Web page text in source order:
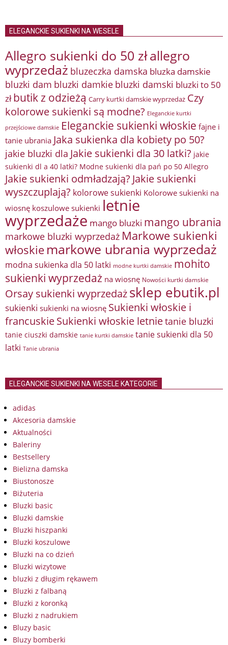
ELEGANCKIE SUKIENKI NA WESELE
Allegro sukienki do 50 złallegro
wyprzedaż bluzeczka damska bluzka damskie
bluzki dam bluzki damkie bluzki damski bluzki to 50
zł butik z odzieżą Carry kurtki damskie wyprzedaż Czy
kolorowe sukienki są modne? Eleganckie kurtki
przejściowe damskie Eleganckie sukienki włoskie fajne i
tanie ubrania Jaka sukienka dla kobiety po 50?
jakie bluzki dla Jakie sukienki dla 30 latki? jakie
sukienki dl a 40 latki? Modne sukienki dla pań po 50 Allegro
Jakie sukienki odmładzają? Jakie sukienki
wyszczuplają? kolorowe sukienki Kolorowe sukienki na
wiosnę koszulowe sukienki letnie
wyprzedaże mango bluzki mango ubrania
markowe bluzki wyprzedaż Markowe sukienki
włoskie markowe ubrania wyprzedaż
modna sukienka dla 50 latki modne kurtki damskie mohito
sukienki wyprzedaż na wiosnę Nowości kurtki damskie
Orsay sukienki wyprzedażsklep ebutik.pl
sukienki sukienki na wiosnę Sukienki włoskie i
francuskieSukienki włoskie letnietanie bluzki
tanie ciuszki damskie tanie kurtki damskie tanie sukienki dla 50
latki Tanie ubrania
ELEGANCKIE SUKIENKI NA WESELE KATEGORIE
adidas
Akcesoria damskie
Aktualności
Baleriny
Bestsellery
Bielizna damska
Biustonosze
Biżuteria
Bluzki basic
Bluzki damskie
Bluzki hiszpanki
Bluzki koszulowe
Bluzki na co dzień
Bluzki wizytowe
bluzki z długim rękawem
Bluzki z falbaną
Bluzki z koronką
Bluzki z nadrukiem
Bluzy basic
Bluzy bomberki